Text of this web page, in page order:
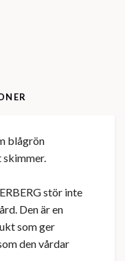
blågrön
skimmer.
stör inte
Den är en
som ger
den vårdar